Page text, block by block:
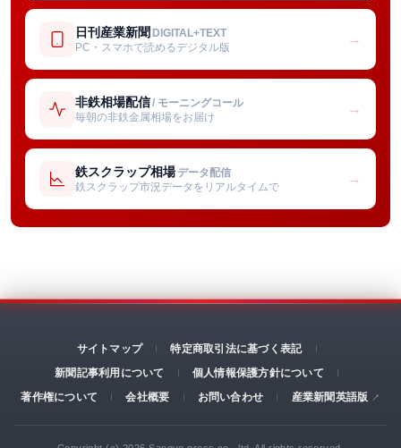
日刊産業新聞 DIGITAL+TEXT
PC・スマホで読めるデジタル版
→
非鉄相場配信/ モーニングコール
毎朝の非鉄金属相場をお届け
→
鉄スクラップ相場 データ配信
鉄スクラップ市況データをリアルタイムで
→
サイトマップ
特定商取引法に基づく表記
新聞記事利用について
個人情報保護方針について
著作権について
会社概要 お問い合わせ 産業新聞英語版